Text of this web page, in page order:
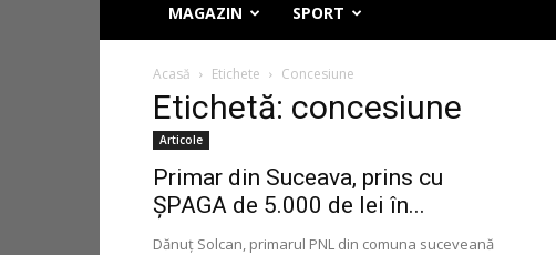
MAGAZIN SPORT
Acasă Etichete Concesiune
Etichetă: concesiune
Articole
Primar din Suceava, prins cu
ȘPAGA de 5.000 de lei în...
Dănuţ Solcan, primarul PNL din comuna suceveană